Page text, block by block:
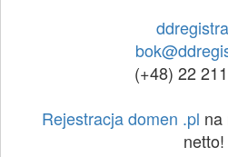
(+48) 22
Rejestracja domen .pl na
netto!